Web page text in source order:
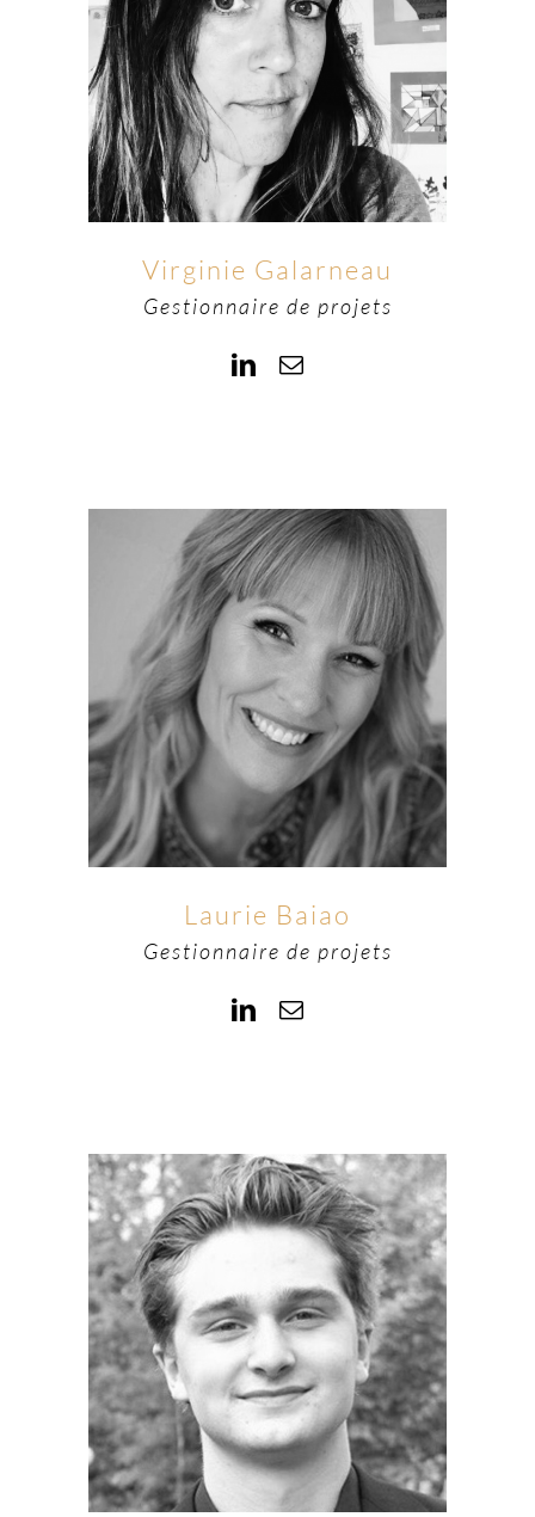
Virginie Galarneau
Gestionnaire de projets
Laurie Baiao
Gestionnaire de projets